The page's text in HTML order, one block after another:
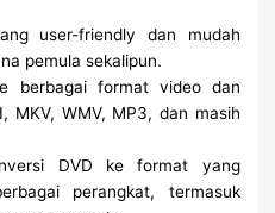
user-friendly dan mudah
pemula sekalipun.
berbagai format video dan
MKV, WMV, MP3, dan masih
DVD ke format yang
perangkat, termasuk